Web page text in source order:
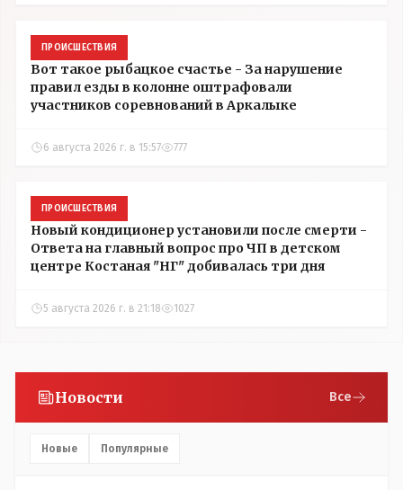
ПРОИСШЕСТВИЯ
Вот такое рыбацкое счастье - За нарушение
правил езды в колонне оштрафовали
участников соревнований в Аркалыке
6 августа 2026 г. в 15:57 777
ПРОИСШЕСТВИЯ
Новый кондиционер установили после смерти -
Ответа на главный вопрос про ЧП в детском
центре Костаная "НГ" добивалась три дня
5 августа 2026 г. в 21:18 1027
Новости Все
Новые Популярные